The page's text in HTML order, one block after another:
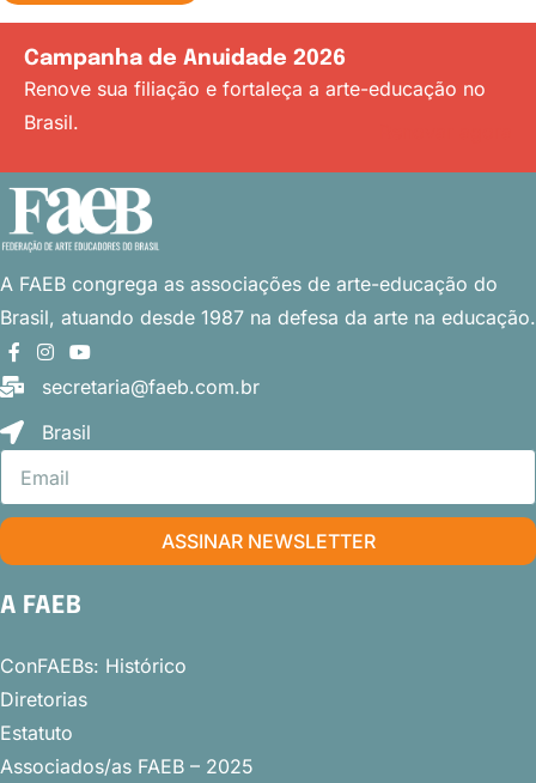
Campanha de Anuidade 2026
Renove sua filiação e fortaleça a arte-educação no
Brasil.
A FAEB congrega as associações de arte-educação do
Brasil, atuando desde 1987 na defesa da arte na educação.
secretaria@faeb.com.br
Brasil
ASSINAR NEWSLETTER
A FAEB
ConFAEBs: Histórico
Diretorias
Estatuto
Associados/as FAEB – 2025